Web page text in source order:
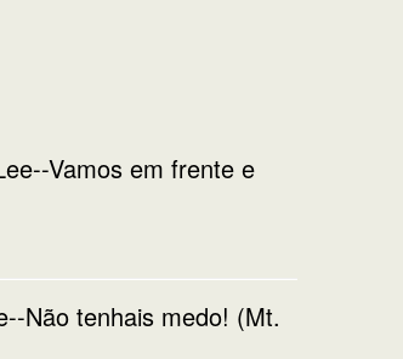
Vamos em frente e
Não tenhais medo! (Mt.